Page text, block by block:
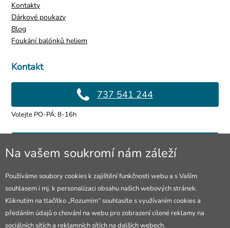
Kontakt
737 541 244
Volejte PO-PÁ: 8-16h
info@4lol.cz
Prodejna Ostrava
28. října 250/285
Kontakty
Dárkové poukazy
Blog
Foukání balónků heliem
Na vašem soukromí nám záleží
Používáme soubory cookies k zajištění funkčnosti webu a s Vaším
souhlasem i mj. k personalizaci obsahu našich webových stránek.
Kliknutím na tlačítko „Rozumím“ souhlasíte s využívaním cookies a
předáním údajů o chování na webu pro zobrazení cílené reklamy na
sociálních sítích a reklamních sítích na dalších webech.